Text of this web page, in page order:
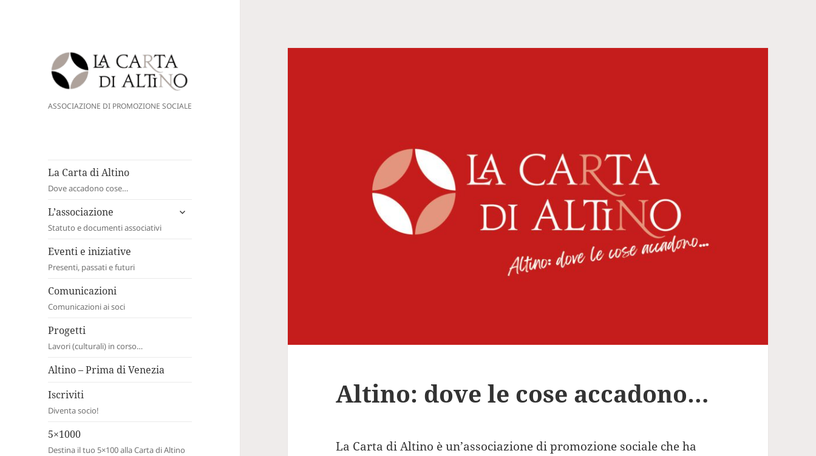
La Carta di Altino
ASSOCIAZIONE DI PROMOZIONE SOCIALE
La Carta di Altino
Dove accadono cose…
L’associazione
Statuto e documenti associativi
apri
Eventi e iniziative
Presenti, passati e futuri
Comunicazioni
Comunicazioni ai soci
Progetti
Lavori (culturali) in corso…
Altino – Prima di Venezia
Iscriviti
Diventa socio!
5×1000
Destina il tuo 5×100 alla Carta di Altino
Altino: dove le cose accadono…
La Carta di Altino è un’associazione di promozione sociale che ha